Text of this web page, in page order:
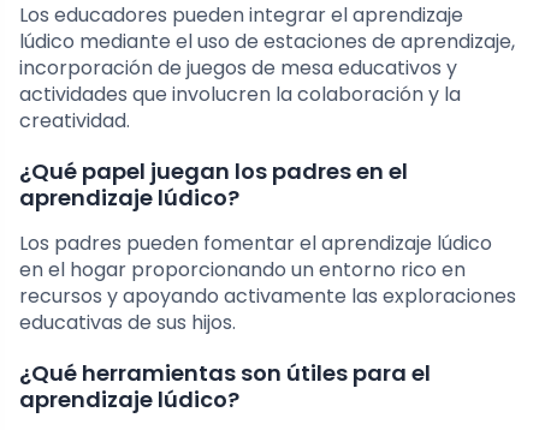
Los educadores pueden integrar el aprendizaje
lúdico mediante el uso de estaciones de aprendizaje,
incorporación de juegos de mesa educativos y
actividades que involucren la colaboración y la
creatividad.
¿Qué papel juegan los padres en el
aprendizaje lúdico?
Los padres pueden fomentar el aprendizaje lúdico
en el hogar proporcionando un entorno rico en
recursos y apoyando activamente las exploraciones
educativas de sus hijos.
¿Qué herramientas son útiles para el
aprendizaje lúdico?